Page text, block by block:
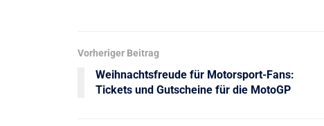
Vorheriger Beitrag
Weihnachtsfreude für Motorsport-Fans:
Tickets und Gutscheine für die MotoGP